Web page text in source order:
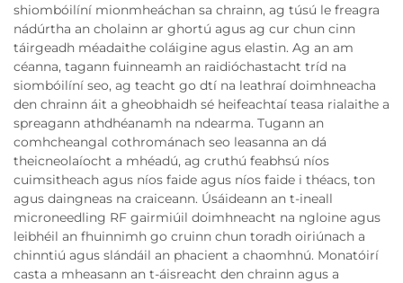
shiombóilíní mionmheáchan sa chrainn, ag túsú le freagra
nádúrtha an cholainn ar ghortú agus ag cur chun cinn
táirgeadh méadaithe coláigine agus elastin. Ag an am
céanna, tagann fuinneamh an raidióchastacht tríd na
siombóilíní seo, ag teacht go dtí na leathraí doimhneacha
den chrainn áit a gheobhaidh sé heifeachtaí teasa rialaithe a
spreagann athdhéanamh na ndearma. Tugann an
comhcheangal cothrománach seo leasanna an dá
theicneolaíocht a mhéadú, ag cruthú feabhsú níos
cuimsitheach agus níos faide agus níos faide i théacs, ton
agus daingneas na craiceann. Úsáideann an t-ineall
microneedling RF gairmiúil doimhneacht na ngloine agus
leibhéil an fhuinnimh go cruinn chun toradh oiriúnach a
chinntiú agus slándáil an phacient a chaomhnú. Monatóirí
casta a mheasann an t-áisreacht den chrainn agus a